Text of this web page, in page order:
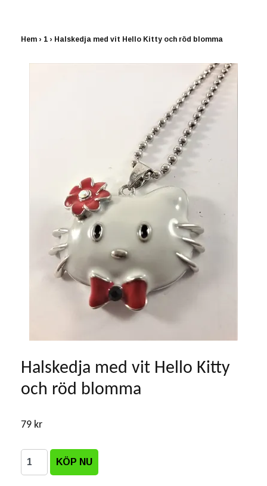
Hem › 1 › Halskedja med vit Hello Kitty och röd blomma
Halskedja med vit Hello Kitty
och röd blomma
79 kr